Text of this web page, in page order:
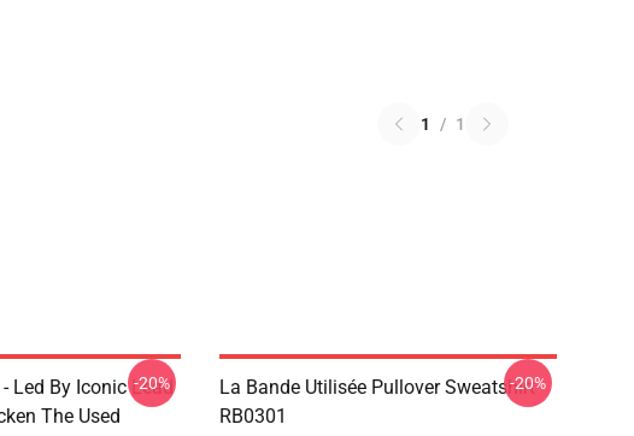
1 / 1
Led By Iconic Lead
The Used
-20%
La Bande Utilisée Pullover Sweatshirt
RB0301
-20%